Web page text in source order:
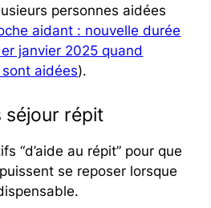
personnes aidées
aidant : nouvelle durée
janvier 2025 quand
aidées).
séjour répit
“d’aide au répit” pour que
se reposer lorsque